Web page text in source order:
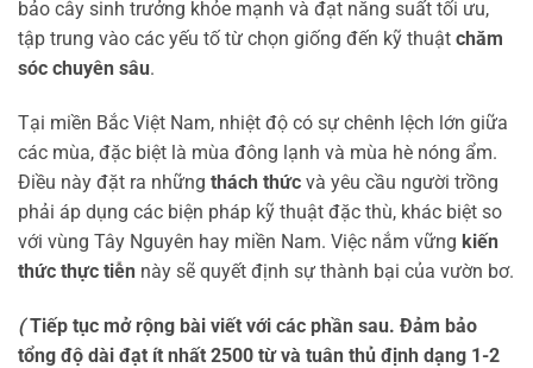
bảo cây sinh trưởng khỏe mạnh và đạt năng suất tối ưu,
tập trung vào các yếu tố từ chọn giống đến kỹ thuật chăm
sóc chuyên sâu.
Tại miền Bắc Việt Nam, nhiệt độ có sự chênh lệch lớn giữa
các mùa, đặc biệt là mùa đông lạnh và mùa hè nóng ẩm.
Điều này đặt ra những thách thức và yêu cầu người trồng
phải áp dụng các biện pháp kỹ thuật đặc thù, khác biệt so
với vùng Tây Nguyên hay miền Nam. Việc nắm vững kiến
thức thực tiễn này sẽ quyết định sự thành bại của vườn bơ.
( Tiếp tục mở rộng bài viết với các phần sau. Đảm bảo
tổng độ dài đạt ít nhất 2500 từ và tuân thủ định dạng 1-2